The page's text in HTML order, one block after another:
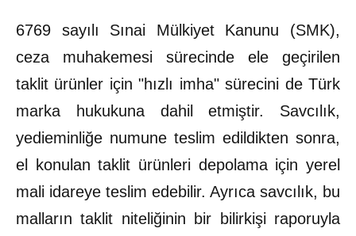
6769 sayılı Sınai Mülkiyet Kanunu (SMK),
ceza muhakemesi sürecinde ele geçirilen
taklit ürünler için "hızlı imha" sürecini de Türk
marka hukukuna dahil etmiştir. Savcılık,
yedieminliğe numune teslim edildikten sonra,
el konulan taklit ürünleri depolama için yerel
mali idareye teslim edebilir. Ayrıca savcılık, bu
malların taklit niteliğinin bir bilirkişi raporuyla